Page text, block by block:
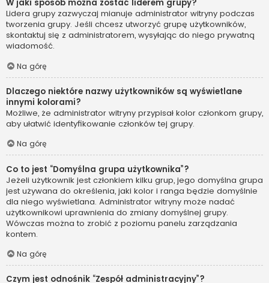
W jaki sposób można zostać liderem grupy?
Lidera grupy zazwyczaj mianuje administrator witryny podczas
tworzenia grupy. Jeśli chcesz utworzyć grupę użytkowników,
skontaktuj się z administratorem, wysyłając do niego prywatną
wiadomość.
Na górę
Dlaczego niektóre nazwy użytkowników są wyświetlane
innymi kolorami?
Możliwe, że administrator witryny przypisał kolor członkom grupy,
aby ułatwić identyfikowanie członków tej grupy.
Na górę
Co to jest “Domyślna grupa użytkownika”?
Jeżeli użytkownik jest członkiem kilku grup, jego domyślna grupa
jest używana do określenia, jaki kolor i ranga będzie domyślnie
dla niego wyświetlana. Administrator witryny może nadać
użytkownikowi uprawnienia do zmiany domyślnej grupy.
Wówczas można to zrobić z poziomu panelu zarządzania
kontem.
Na górę
Czym jest odnośnik “Zespół administracyjny”?